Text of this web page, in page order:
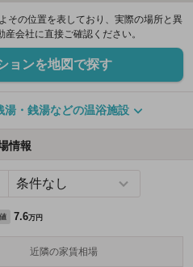
その位置を表しており、実際の場所と異
会社に直接ご確認ください。
ョンを地図で探す
・銭湯などの温浴施設
情報
7.6万円
近隣の家賃相場